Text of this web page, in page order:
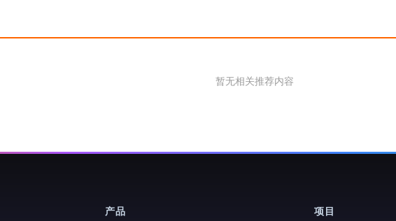
暂无相关推荐内容
产品 项目